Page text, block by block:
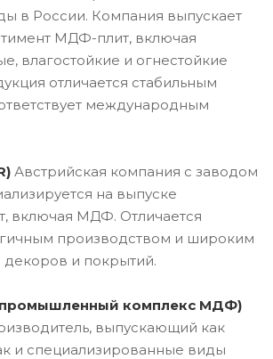
в России. Компания выпускает
МДФ-плит, включая
влагостойкие и огнестойкие
отличается стабильным
международным
Австрийская компания с заводом
на выпуске
включая МДФ. Отличается
производством и широким
декоров и покрытий.
комплекс МДФ)
выпускающий как
и специализированные виды